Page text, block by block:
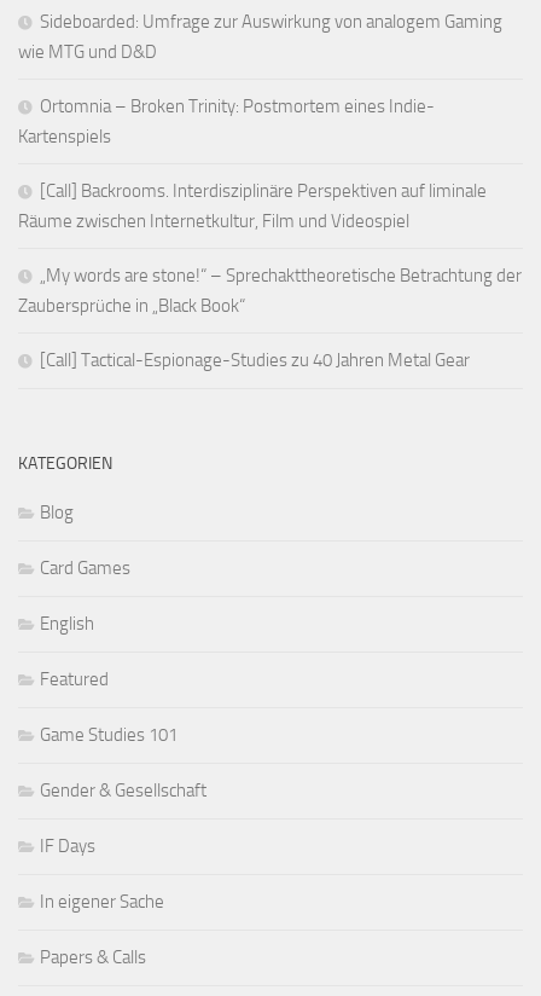
Sideboarded: Umfrage zur Auswirkung von analogem Gaming
wie MTG und D&D
Ortomnia – Broken Trinity: Postmortem eines Indie-
Kartenspiels
[Call] Backrooms. Interdisziplinäre Perspektiven auf liminale
Räume zwischen Internetkultur, Film und Videospiel
„My words are stone!“ – Sprechakttheoretische Betrachtung der
Zaubersprüche in „Black Book“
[Call] Tactical-Espionage-Studies zu 40 Jahren Metal Gear
KATEGORIEN
Blog
Card Games
English
Featured
Game Studies 101
Gender & Gesellschaft
IF Days
In eigener Sache
Papers & Calls